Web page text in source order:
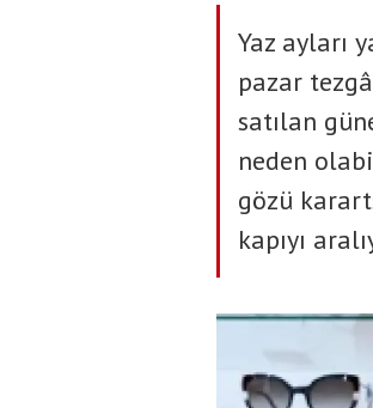
Yaz ayları
pazar
satılan
neden
gözü
kapıyı